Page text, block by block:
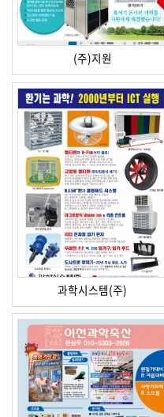
(주)지원
과학시스템(주)